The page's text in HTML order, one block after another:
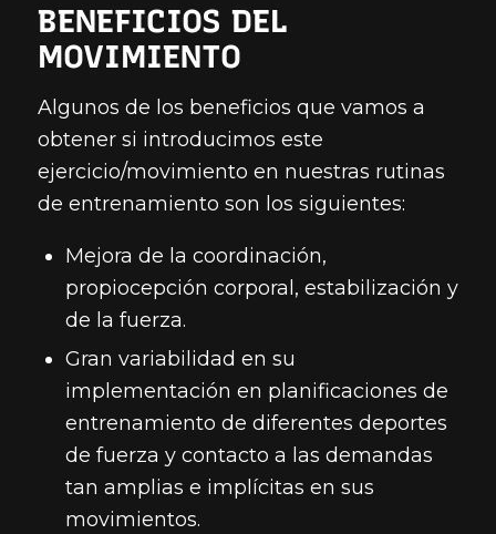
BENEFICIOS DEL
MOVIMIENTO
Algunos de los beneficios que vamos a
obtener si introducimos este
ejercicio/movimiento en nuestras rutinas
de entrenamiento son los siguientes:
Mejora de la coordinación,
propiocepción corporal, estabilización y
de la fuerza.
Gran variabilidad en su
implementación en planificaciones de
entrenamiento de diferentes deportes
de fuerza y contacto a las demandas
tan amplias e implícitas en sus
movimientos.